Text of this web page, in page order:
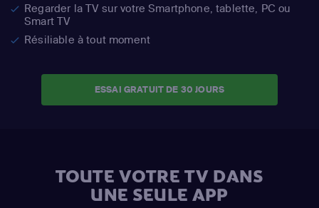
Regarder la TV sur votre Smartphone, tablette, PC ou
Smart TV
Résiliable à tout moment
ESSAI GRATUIT DE 30 JOURS
TOUTE VOTRE TV DANS
UNE SEULE APP